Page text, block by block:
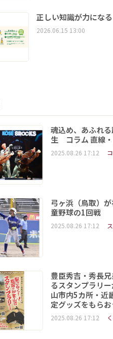
正しい知識が力にな
2026.06.15 13:00
魂込め、あふれ
生 コラム 直線・
2025.08.26 17:12
弓ヶ浜（鳥取）
童野球の1回戦
2025.08.26 17:12
豊臣秀吉・秀長
るスタンプラリ
山市内5カ所・近
定グッズをもらお
2025.08.26 17:12